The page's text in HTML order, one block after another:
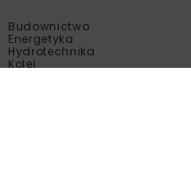
Budownictwo
Energetyka
Hydrotechnika
Kolej